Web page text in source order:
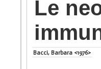
Le
Bacci, Barbara <1976>